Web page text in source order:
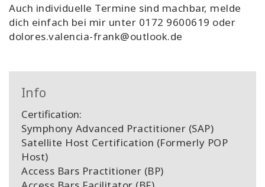
Auch individuelle Termine sind machbar, melde
dich einfach bei mir unter 0172 9600619 oder
dolores.valencia-frank@outlook.de
Info
Certification:
Symphony Advanced Practitioner (SAP)
Satellite Host Certification (Formerly POP
Host)
Access Bars Practitioner (BP)